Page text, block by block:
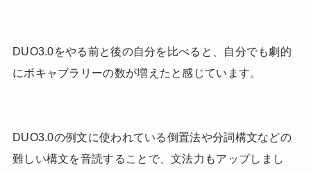
DUO3.0をやる前と後の自分を比べると、自分でも劇的
にボキャブラリーの数が増えたと感じています。
DUO3.0の例文に使われている倒置法や分詞構文などの
難しい構文を音読することで、文法力もアップしまし